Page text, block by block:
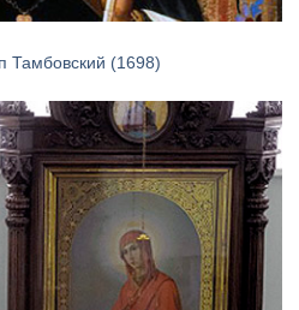
Тамбовский (1698)